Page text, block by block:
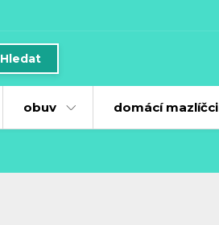
Hledat
obuv domácí mazlíčci